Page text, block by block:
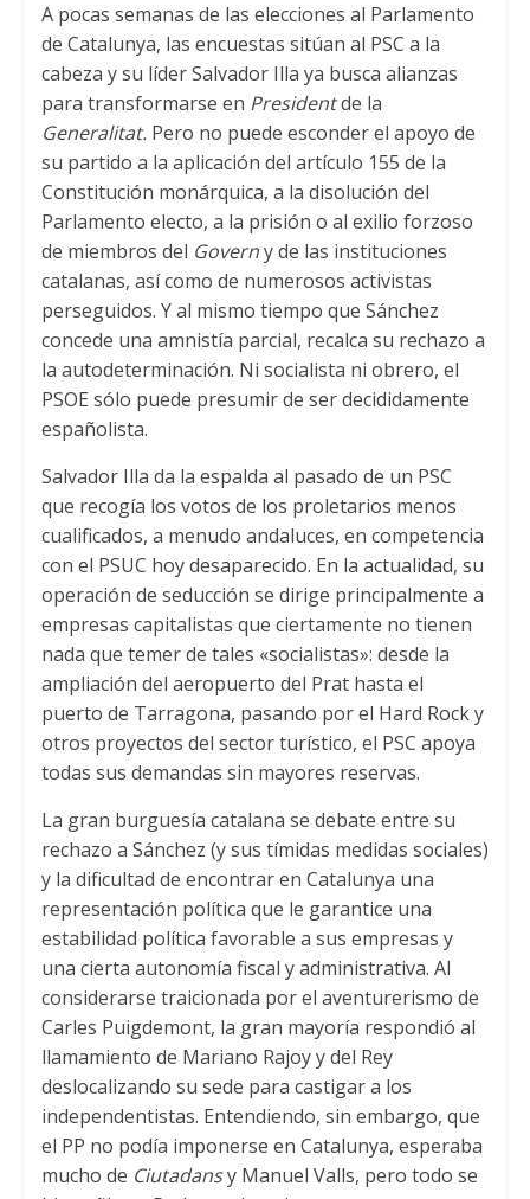
A pocas semanas de las elecciones al Parlamento
de Catalunya, las encuestas sitúan al PSC a la
cabeza y su líder Salvador Illa ya busca alianzas
para transformarse en Presidentde la
Generalitat.Pero no puede esconder el apoyo de
su partido a la aplicación del artículo 155 de la
Constitución monárquica, a la disolución del
Parlamento electo, a la prisión o al exilio forzoso
de miembros del Governy de las instituciones
catalanas, así como de numerosos activistas
perseguidos. Y al mismo tiempo que Sánchez
concede una amnistía parcial, recalca su rechazo a
la autodeterminación. Ni socialista ni obrero, el
PSOE sólo puede presumir de ser decididamente
españolista.
Salvador Illa da la espalda al pasado de un PSC
que recogía los votos de los proletarios menos
cualificados, a menudo andaluces, en competencia
con el PSUC hoy desaparecido. En la actualidad, su
operación de seducción se dirige principalmente a
empresas capitalistas que ciertamente no tienen
nada que temer de tales «socialistas»: desde la
ampliación del aeropuerto del Prat hasta el
puerto de Tarragona, pasando por el Hard Rock y
otros proyectos del sector turístico, el PSC apoya
todas sus demandas sin mayores reservas.
La gran burguesía catalana se debate entre su
rechazo a Sánchez (y sus tímidas medidas sociales)
y la dificultad de encontrar en Catalunya una
representación política que le garantice una
estabilidad política favorable a sus empresas y
una cierta autonomía fiscal y administrativa. Al
considerarse traicionada por el aventurerismo de
Carles Puigdemont, la gran mayoría respondió al
llamamiento de Mariano Rajoy y del Rey
deslocalizando su sede para castigar a los
independentistas. Entendiendo, sin embargo, que
el PP no podía imponerse en Catalunya, esperaba
mucho de Ciutadansy Manuel Valls, pero todo se